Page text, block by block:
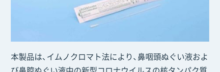
本製品は、イムノクロマト法により、鼻咽頭ぬぐい液およ